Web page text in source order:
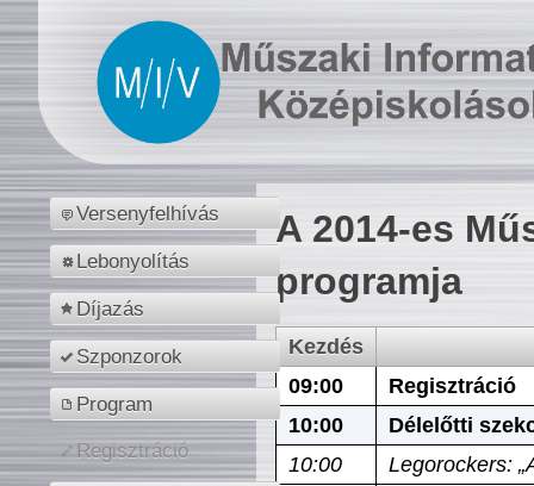
Versenyfelhívás
Lebonyolítás
Díjazás
Szponzorok
Program
Regisztráció
A 2014-es
programja
Kezdés
09:00
Regisztráció
10:00
Délelőtti
10:00
Legorockers: